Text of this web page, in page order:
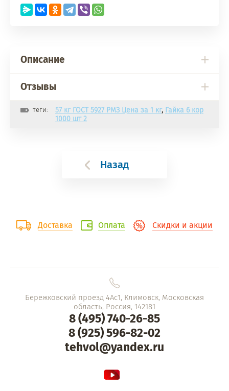
Описание
Отзывы
теги: 57 кг ГОСТ 5927 РМЗ Цена за 1 кг, Гайка 6 кор
1000 шт 2
Назад
Доставка Оплата Скидки и акции
Бережковский проезд 4Ас1, Климовск, Московская
область, Россия, 142181
8 (495) 740-26-85
8 (925) 596-82-02
tehvol@yandex.ru